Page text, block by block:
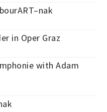
in Oper Graz
with Adam